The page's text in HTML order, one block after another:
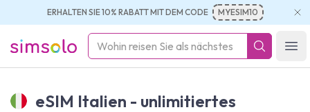
ERHALTEN SIE 10% RABATT MIT DEM CODE MYESIM10
simsolo
eSIM Italien - unlimitiertes